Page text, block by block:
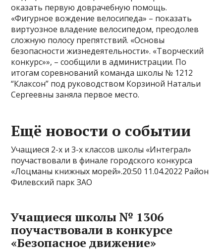
оказать первую доврачебную помощь.
«Фигурное вождение велосипеда» – показать
виртуозное владение велосипедом, преодолев
сложную полосу препятствий. «Основы
безопасности жизнедеятельности». «Творческий
конкурс»», – сообщили в администрации. По
итогам соревнований команда школы № 1212
“Клаксон” под руководством Корзиной Натальи
Сергеевны заняла первое место.
Ещё новости о событии
Учащиеся 2-х и 3-х классов школы «Интеграл»
поучаствовали в финале городского конкурса
«Лоцманы книжных морей».20:50 11.04.2022 Район
Филевский парк ЗАО
Учащиеся школы № 1306
поучаствовали в конкурсе
«Безопасное движение»